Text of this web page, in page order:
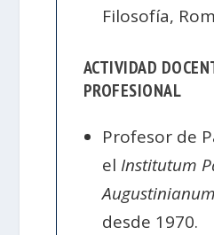
Filosofía,
ACTIVIDAD
PROFESIONAL
Profesor de
el Institutum
Augustinianum
desde 1970.